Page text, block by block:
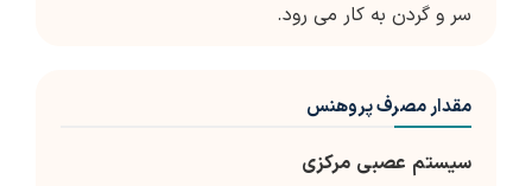
سر و گردن به کار می رود.
مقدار مصرف پروهنس
سیستم عصبی مرکزی